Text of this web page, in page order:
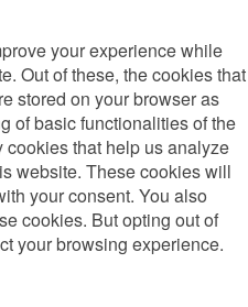
your experience while
Out of these, the cookies that
stored on your browser as
of basic functionalities of the
that help us analyze
website. These cookies will
your consent. You also
cookies. But opting out of
your browsing experience.